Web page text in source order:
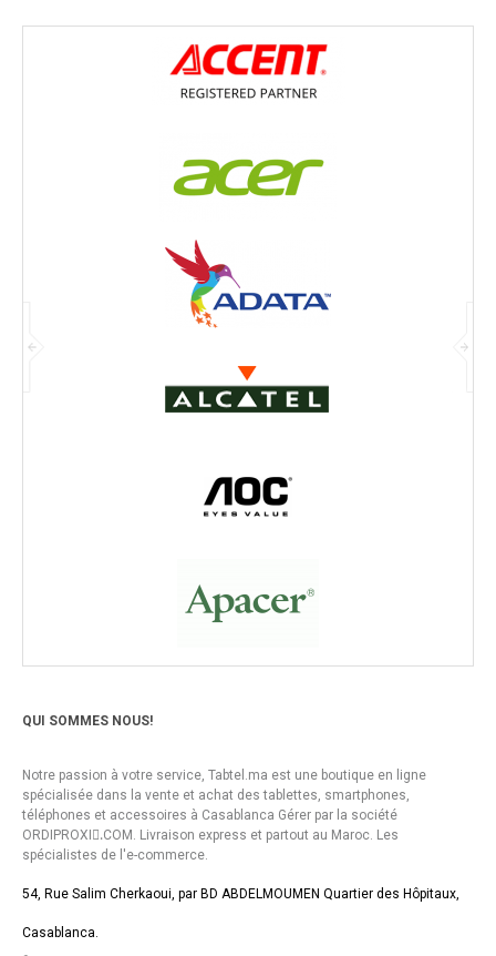
QUI SOMMES NOUS!
Notre passion à votre service, Tabtel.ma est une boutique en ligne
spécialisée dans la vente et achat des tablettes, smartphones,
téléphones et accessoires à Casablanca Gérer par la société
ORDIPROXI.ِCOM. Livraison express et partout au Maroc. Les
spécialistes de l'e-commerce.
54, Rue Salim Cherkaoui, par BD ABDELMOUMEN Quartier des Hôpitaux,
Casablanca.